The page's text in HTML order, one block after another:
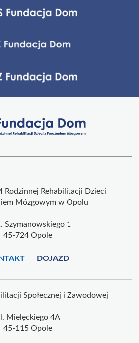
Rodzinnej Rehabilitacji Dzieci
Mózgowym w Opolu
Szymanowskiego 1
45-724 Opole
DOJAZD
Społecznej i Zawodowej
Mielęckiego 4A
45-115 Opole